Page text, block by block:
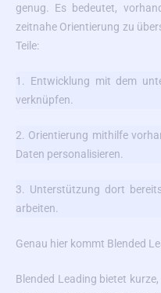
genug. Es bedeutet,
zeitnahe Orientierung zu
Teile:
1. Entwicklung mit dem
verknüpfen.
2. Orientierung mithilfe
Daten personalisieren.
3. Unterstützung dort
arbeiten.
Genau hier kommt Blended
Blended Leading bietet